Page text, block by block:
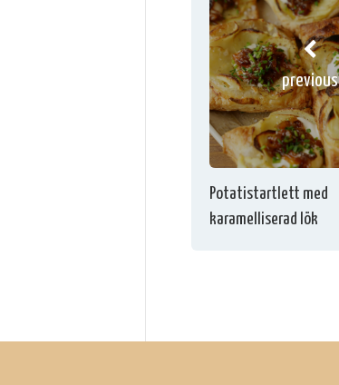
previous
Potatistartlett med
karamelliserad lök